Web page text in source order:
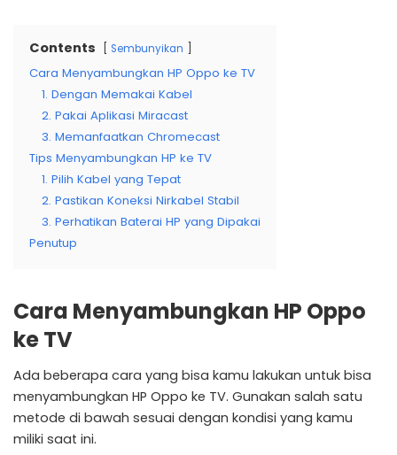
Contents Sembunyikan
Cara Menyambungkan HP Oppo ke TV
1. Dengan Memakai Kabel
2. Pakai Aplikasi Miracast
3. Memanfaatkan Chromecast
Tips Menyambungkan HP ke TV
1. Pilih Kabel yang Tepat
2. Pastikan Koneksi Nirkabel Stabil
3. Perhatikan Baterai HP yang Dipakai
Penutup
Cara Menyambungkan HP Oppo
ke TV
Ada beberapa cara yang bisa kamu lakukan untuk bisa
menyambungkan HP Oppo ke TV. Gunakan salah satu
metode di bawah sesuai dengan kondisi yang kamu
miliki saat ini.